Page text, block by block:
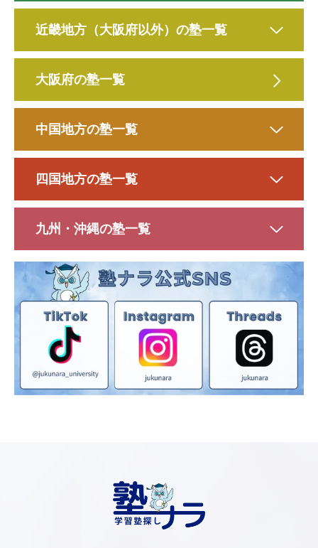
近畿地方（大阪府以外）の塾一覧
大阪府の塾一覧
中国地方の塾一覧
四国地方の塾一覧
九州・沖縄の塾一覧